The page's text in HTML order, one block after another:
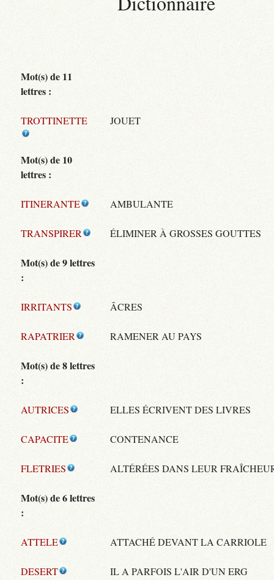
Mot(s) de 11
lettres :
TROTTINETTE JOUET
Mot(s) de 10
lettres :
ITINERANTE AMBULANTE
TRANSPIRER ÉLIMINER À GROSSES GOUTTES
Mot(s) de 9 lettres
:
IRRITANTS ÂCRES
RAPATRIER RAMENER AU PAYS
Mot(s) de 8 lettres
:
AUTRICES ELLES ÉCRIVENT DES LIVRES
CAPACITE CONTENANCE
FLETRIES ALTÉRÉES DANS LEUR
Mot(s) de 6 lettres
:
ATTELE ATTACHÉ DEVANT LA CARRIOLE
DESERT IL A PARFOIS L'AIR D'UN ERG